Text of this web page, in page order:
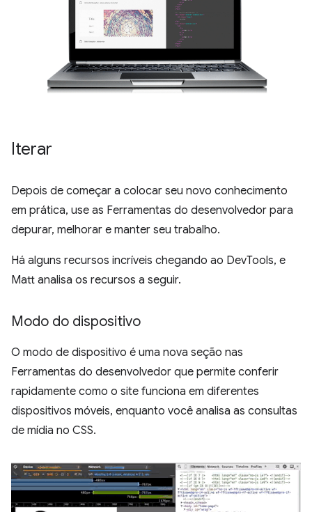
Iterar
Depois de começar a colocar seu novo conhecimento
em prática, use as Ferramentas do desenvolvedor para
depurar, melhorar e manter seu trabalho.
Há alguns recursos incríveis chegando ao DevTools, e
Matt analisa os recursos a seguir.
Modo do dispositivo
O modo de dispositivo é uma nova seção nas
Ferramentas do desenvolvedor que permite conferir
rapidamente como o site funciona em diferentes
dispositivos móveis, enquanto você analisa as consultas
de mídia no CSS.